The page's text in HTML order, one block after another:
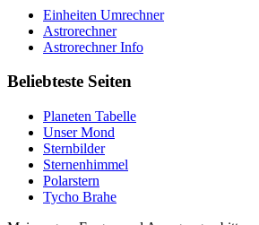
Einheiten Umrechner
Astrorechner
Astrorechner Info
Beliebteste Seiten
Planeten Tabelle
Unser Mond
Sternbilder
Sternenhimmel
Polarstern
Tycho Brahe